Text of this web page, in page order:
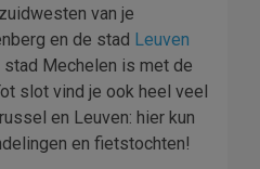
van je
en de stad Leuven
Mechelen is met de
slot vind je ook heel veel
en Leuven: hier kun
en fietstochten!